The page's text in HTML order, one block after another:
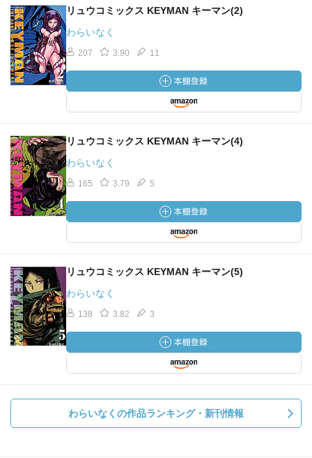
リュウコミックス KEYMAN キーマン(2)
わらいなく
207 3.90 11
リュウコミックス KEYMAN キーマン(4)
わらいなく
165 3.79 5
リュウコミックス KEYMAN キーマン(5)
わらいなく
138 3.82 3
わらいなくの作品ランキング・新刊情報